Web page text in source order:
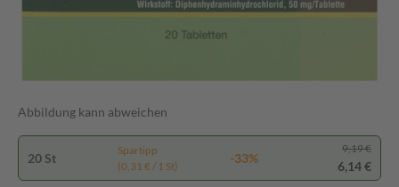
Abbildung kann abweichen
20 St
Spartipp
(0,31 € / 1 St)
-33%
9,19 €
6,14 €